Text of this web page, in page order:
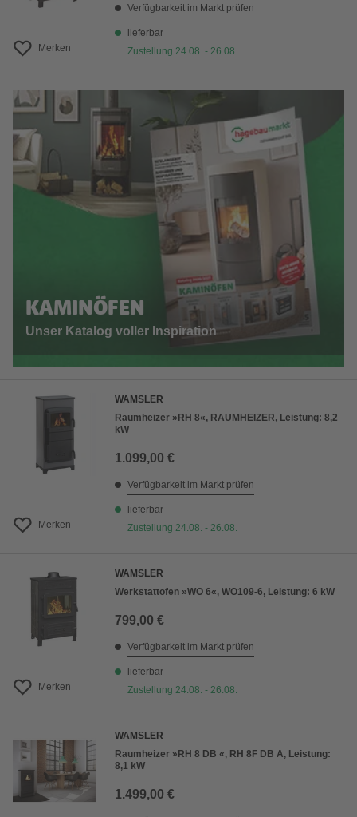
Merken
Verfügbarkeit im Markt prüfen
lieferbar
Zustellung 24.08. - 26.08.
KAMINÖFEN
Unser Katalog voller Inspiration
Merken
WAMSLER
Raumheizer »RH 8«, RAUMHEIZER, Leistung: 8,2
kW
1.099,00 €
Verfügbarkeit im Markt prüfen
lieferbar
Zustellung 24.08. - 26.08.
Merken
WAMSLER
Werkstattofen »WO 6«, WO109-6, Leistung: 6 kW
799,00 €
Verfügbarkeit im Markt prüfen
lieferbar
Zustellung 24.08. - 26.08.
WAMSLER
Raumheizer »RH 8 DB «, RH 8F DB A, Leistung:
8,1 kW
1.499,00 €